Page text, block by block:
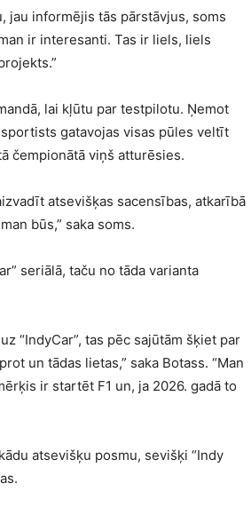
jau informējis tās pārstāvjus, soms
ir interesanti. Tas ir liels, liels
lai kļūtu par testpilotu. Ņemot
gatavojas visas pūles veltīt
čempionātā viņš atturēsies.
atsevišķas sacensības, atkarībā
būs,” saka soms.
seriālā, taču no tāda varianta
“IndyCar”, tas pēc sajūtām šķiet par
un tādas lietas,” saka Botass. “Man
ir startēt F1 un, ja 2026. gadā to
atsevišķu posmu, sevišķi “Indy